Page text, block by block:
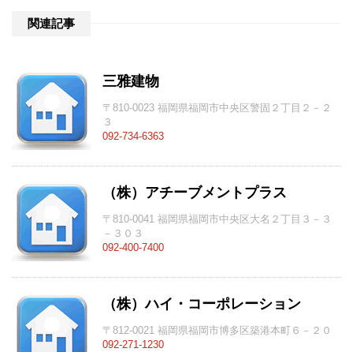
関連記事
三雅建物
〒810-0023 福岡県福岡市中央区警固２丁目２－２
３
092-734-6363
（株）アチーブメントプラス
〒810-0041 福岡県福岡市中央区大名２丁目３－３
－３０３
092-400-7400
（株）ハイ・コーポレーション
〒812-0021 福岡県福岡市博多区築港本町６－２０
092-271-1230